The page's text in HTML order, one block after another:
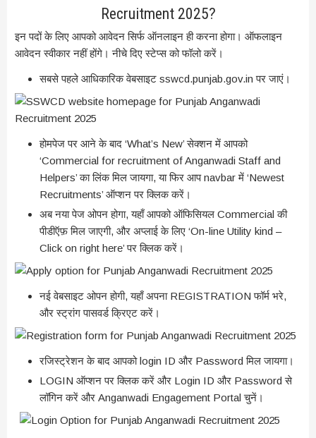
Recruitment 2025?
इन पदों के लिए आपको आवेदन सिर्फ ऑनलाइन ही करना होगा। ऑफलाइन
आवेदन स्वीकार नहीं होंगे। नीचे दिए स्टेप्स को फॉलो करें।
सबसे पहले आधिकारिक वेबसाइट sswcd.punjab.gov.in पर जाएं।
होमपेज पर आने के बाद ‘What’s New’ सेक्शन में आपको
‘Commercial for recruitment of Anganwadi Staff and
Helpers’ का लिंक मिल जायगा, या फिर आप navbar में ‘Newest
Recruitments’ ऑप्शन पर क्लिक करें।
अब नया पेज ओपन होगा, यहाँ आपको ऑफिसियल Commercial की
पीडीऍफ़ मिल जाएगी, और अप्लाई के लिए ‘On-line Utility kind –
Click on right here’ पर क्लिक करें।
नई वेबसाइट ओपन होगी, यहाँ अपना REGISTRATION फॉर्म भरे,
और स्ट्रांग पासवर्ड क्रिएट करें।
रजिस्ट्रेशन के बाद आपको login ID और Password मिल जायगा।
LOGIN ऑप्शन पर क्लिक करें और Login ID और Password से
लॉगिन करें और Anganwadi Engagement Portal चुनें।